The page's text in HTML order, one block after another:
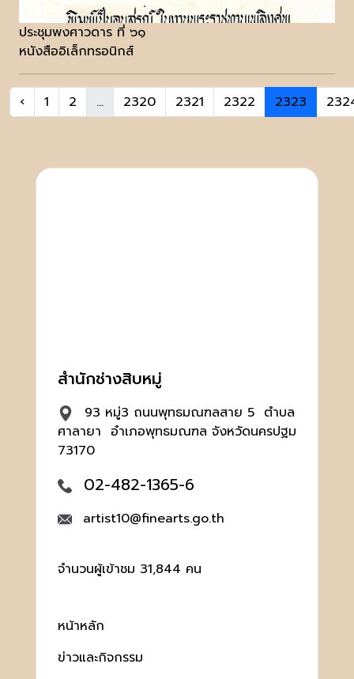
ประชุมพงศาวดาร ที่ ๖๑
หนังสืออิเล็กทรอนิกส์
‹ 1 2 ... 2320 2321 2322 2323
สำนักช่างสิบหมู่
93 หมู่3 ถนนพุทธมณฑลสาย 5 ตำบล
ศาลายา อำเภอพุทธมณฑล จังหวัดนครปฐม
73170
02-482-1365-6
artist10@finearts.go.th
จำนวนผู้เข้าชม 31,844 คน
หน้าหลัก
ข่าวและกิจกรรม